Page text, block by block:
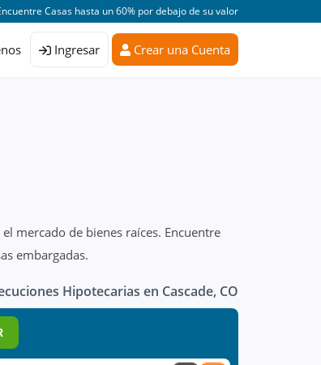
Casas hasta un 60% por debajo de su valor
Ingresar Crear una Cuenta
mercado de bienes raíces. Encuentre
embargadas.
Hipotecarias en Cascade, CO